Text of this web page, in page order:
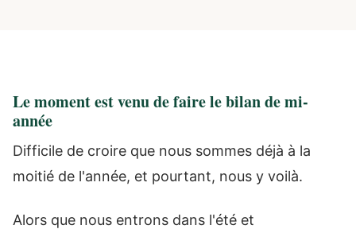
Le moment est venu de faire le bilan de mi-
année
Difficile de croire que nous sommes déjà à la
moitié de l'année, et pourtant, nous y voilà.
Alors que nous entrons dans l'été et